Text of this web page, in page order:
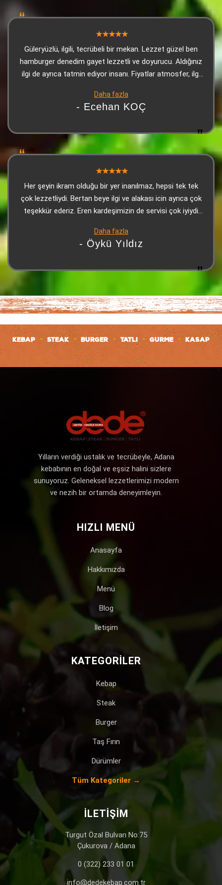
Murat Büklük. Güleryüzü, hızlı servisi, ince düşünülmüş
getiren özel biri. Hem işine hâkim, hem misafirini
anlayan, hem de Dede’nin kalitesini hissettiren bir
çalışan. Kısacası; Dede Steakhouse yine muhteşemdi,
Murat Büklük’ün ilgisi ise akşamın en güzel
Güleryüzlü, ilgili, tecrübeli bir mekan. Lezzet güzel ben
hamburger denedim gayet lezzetli ve doyurucu. Aldığınız
ilgi de ayrıca tatmin ediyor insanı. Fiyatlar atmosfer, ilgi
Dede Kebap. Adana'ya her geldiğimde uğradığım yer artık
Daha fazla
- Ecehan KOÇ
Her şeyin ikram olduğu bir yer inanılmaz, hepsi tek tek
çok lezzetliydi. Bertan beye ilgi ve alakası icin ayrıca çok
teşekkür ederiz. Eren kardeşimizin de servisi çok iyiydi
Daha fazla
- Öykü Yıldız
KEBAP + STEAK + BURGER + TATLI + GURME + KASAP
Yılların verdiği ustalık ve tecrübeyle, Adana
kebabının en doğal ve eşsiz halini sizlere
sunuyoruz. Geleneksel lezzetlerimizi modern
ve nezih bir ortamda deneyimleyin.
HIZLI MENÜ
Anasayfa
Hakkımızda
Menü
Blog
İletişim
KATEGORILER
Kebap
Steak
Burger
Taş Fırın
Dürümler
Tüm Kategoriler →
İLETIŞIM
Turgut Özal Bulvarı No:75
Çukurova / Adana
0 (322) 233 01 01
info@dedekebap.com.tr